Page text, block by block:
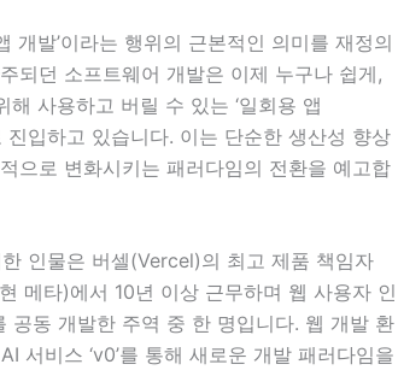
개발’이라는 행위의 근본적인 의미를 재정의
되던 소프트웨어 개발은 이제 누구나 쉽게,
사용하고 버릴 수 있는 ‘일회용 앱
입하고 있습니다. 이는 단순한 생산성 향상
으로 변화시키는 패러다임의 전환을 예고합
인물은 버셀(Vercel)의 최고 제품 책임자
메타)에서 10년 이상 근무하며 웹 사용자 인
공동 개발한 주역 중 한 명입니다. 웹 개발 환
서비스 ‘v0’를 통해 새로운 개발 패러다임을